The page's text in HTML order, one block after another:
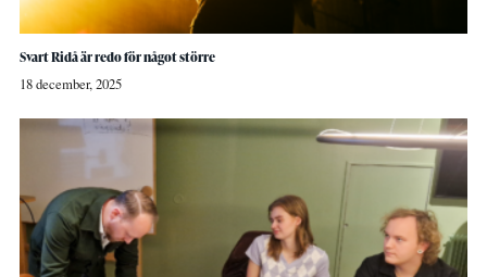
Svart Ridå är redo för något större
18 december, 2025